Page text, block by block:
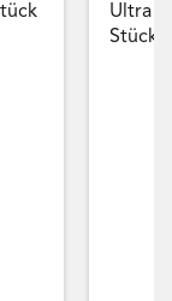
Ultra
Stück